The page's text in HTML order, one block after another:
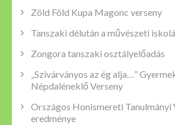
Zöld Föld Kupa Magonc verseny
Tanszaki délután a művészeti
Zongora tanszaki osztályelőadás
„Szivárványos az ég alja…”
Népdaléneklő Verseny
Országos Honismereti Tanulmányi
eredménye